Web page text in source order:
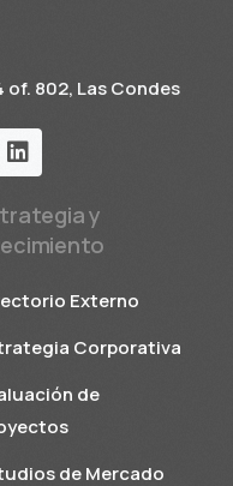
802, Las Condes
y
Externo
Corporativa
de
de Mercado